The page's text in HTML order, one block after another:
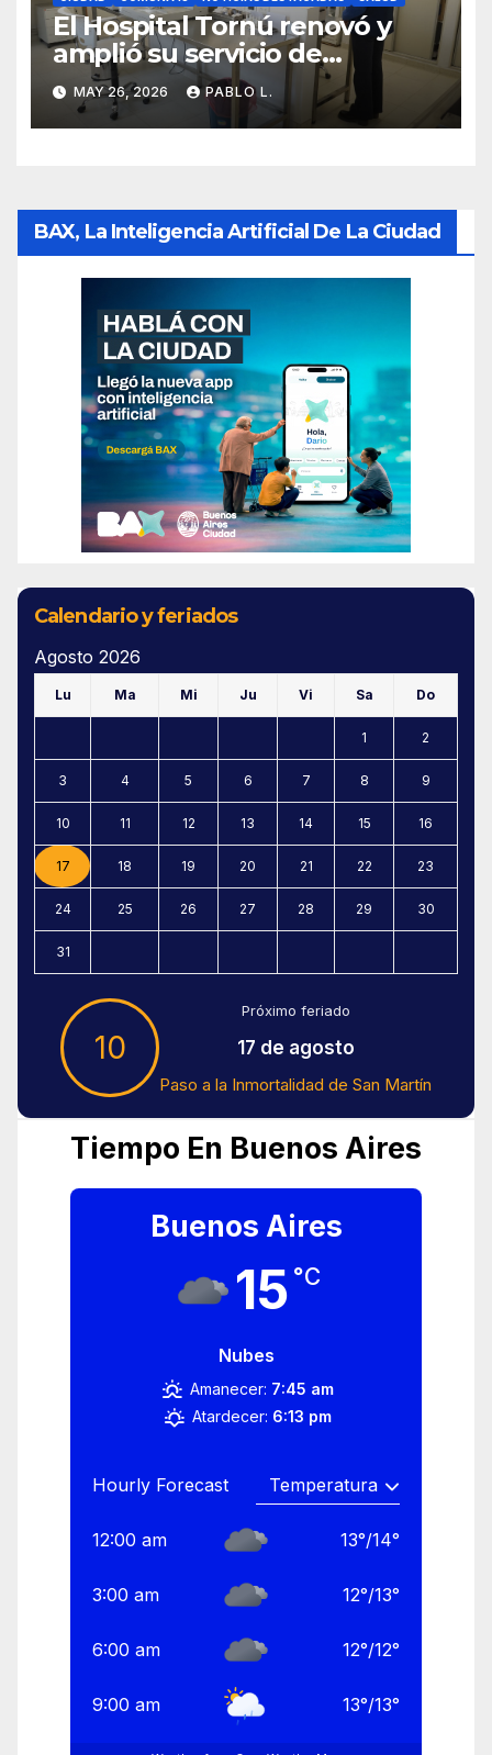
El Hospital Tornú renovó y
amplió su servicio de
Anatomía Patológica en
Parque Chas
MAY 26, 2026 PABLO L.
BAX, La Inteligencia Artificial De La Ciudad
Calendario y feriados
Agosto 2026
Lu Ma Mi Ju Vi Sa Do
1 2
3 4 5 6 7 8 9
10 11 12 13 14 15 16
17 18 19 20 21 22 23
24 25 26 27 28 29 30
31
10
Próximo feriado
17 de agosto
Paso a la Inmortalidad de San Martín
Tiempo En Buenos Aires
Buenos Aires
15 °C
Nubes
Amanecer: 7:45 am
Atardecer: 6:13 pm
Hourly Forecast
12:00 am 13°/14°
3:00 am 12°/13°
6:00 am 12°/12°
9:00 am 13°/13°